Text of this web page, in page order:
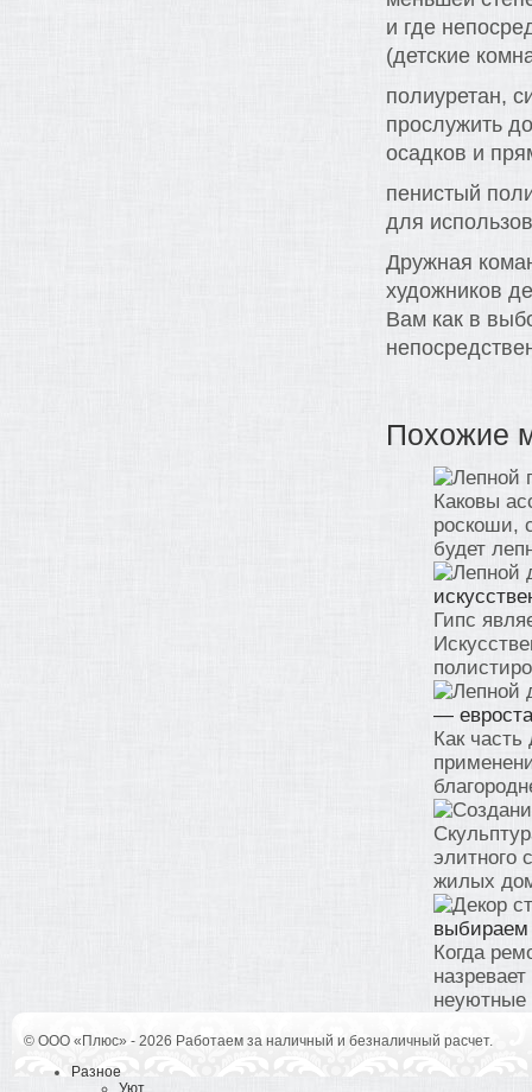
и где
(детские
полиуретан,
прослужить
осадков и
пенистый
для
Дружная
художников
Вам как в
Похожие
Каковы
роскоши,
будет
Гипс
—
Как
элитного
жилых
выбираем
Когда
неуютные
© ООО «Плюс» - 2026 Работаем за наличный и безналичный расчет.
Разное
Уют